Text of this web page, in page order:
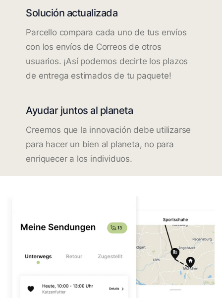
Solución actualizada
Parcello compara cada uno de tus envíos
con los envíos de Correos de otros
usuarios. ¡Así podemos decirte los plazos
de entrega estimados de tu paquete!
Ayudar juntos al planeta
Creemos que la innovación debe utilizarse
para hacer un bien al planeta, no para
enriquecer a los individuos.